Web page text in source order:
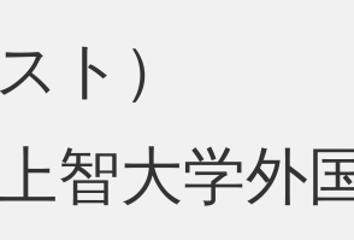
スト）
上智大学外